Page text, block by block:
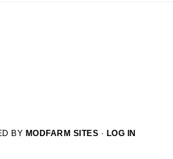
BY MODFARM SITES · LOG IN